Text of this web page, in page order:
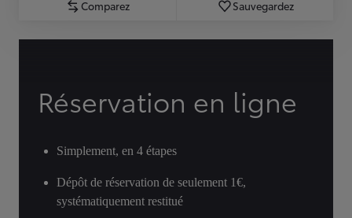
Comparez Sauvegardez
Réservation en ligne
Simplement, en 4 étapes
Dépôt de réservation de seulement 1€,
systématiquement restitué